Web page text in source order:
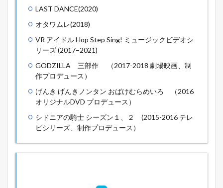
LAST DANCE(2020)
オタワムレ(2018)
VR アイドル Hop Step Sing! ミュージックビデオシ
リーズ (2017−2021)
GODZILLA 三部作 （2017-2018 劇場映画、制
作プロデュース）
げんき げんきノンタン おばけむらめいろ （2016
オリジナルDVD プロデュース）
シドニアの騎士 シーズン１、２ (2015-2016 テレ
ビシリーズ、制作プロデュース）